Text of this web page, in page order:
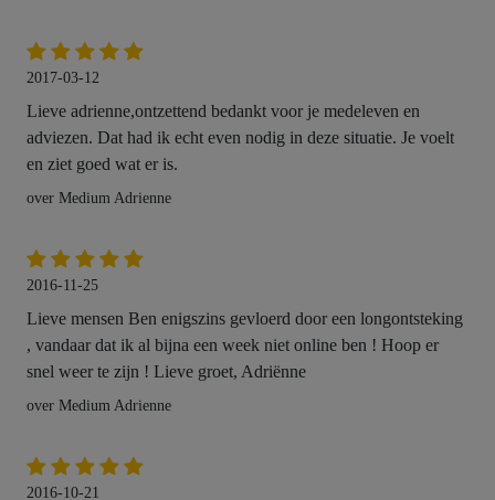
2017-03-12
Lieve adrienne,ontzettend bedankt voor je medeleven en
adviezen. Dat had ik echt even nodig in deze situatie. Je voelt
en ziet goed wat er is.
over Medium Adrienne
2016-11-25
Lieve mensen Ben enigszins gevloerd door een longontsteking
, vandaar dat ik al bijna een week niet online ben ! Hoop er
snel weer te zijn ! Lieve groet, Adriënne
over Medium Adrienne
2016-10-21